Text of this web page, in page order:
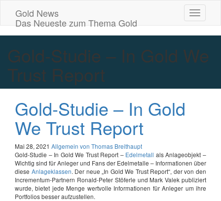
Gold News
Das Neueste zum Thema Gold
Toggle
Gold-Studie – In Gold We
Trust Report
Gold-Studie – In Gold
We Trust Report
Mai 28, 2021 Allgemein von Thomas Breithaupt
Gold-Studie – In Gold We Trust Report – Edelmetall als Anlageobjekt –
Wichtig sind für Anleger und Fans der Edelmetalle – Informationen über
diese Anlageklassen. Der neue „In Gold We Trust Report“, der von den
Incrementum-Partnern Ronald-Peter Stöferle und Mark Valek publiziert
wurde, bietet jede Menge wertvolle Informationen für Anleger um ihre
Portfolios besser aufzustellen.